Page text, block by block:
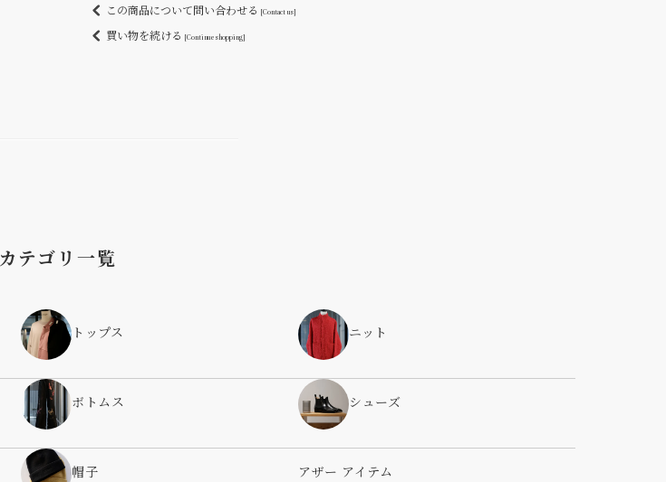
この商品について問い合わせる [Contact us]
買い物を続ける [Continue shopping]
カテゴリ一覧
トップス ニット
ボトムス シューズ
帽子 アザー アイテム